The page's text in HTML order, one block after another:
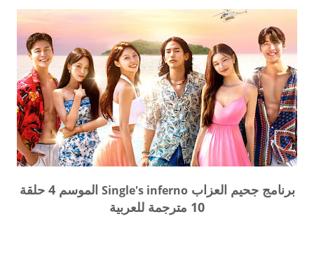
برنامج جحيم العزابSingle's inferno
الموسم 4 حلقة
10 مترجمة للعربية